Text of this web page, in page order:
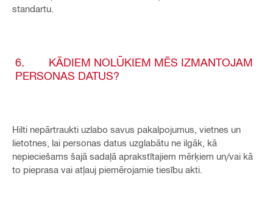
standartu.
6. KĀDIEM NOLŪKIEM MĒS IZMANTOJAM
PERSONAS DATUS?
Hilti nepārtraukti uzlabo savus pakalpojumus, vietnes un
lietotnes, lai personas datus uzglabātu ne ilgāk, kā
nepieciešams šajā sadaļā aprakstītajiem mērķiem un/vai kā
to pieprasa vai atļauj piemērojamie tiesību akti.